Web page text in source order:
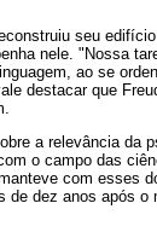
seu
nele. "Nossa
ao se
destacar que
a relevância da
o campo das
com esses
dez anos após o